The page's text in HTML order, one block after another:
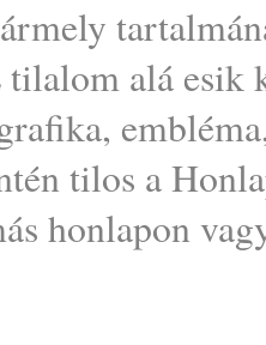
alá esik
tilos a
honlapon